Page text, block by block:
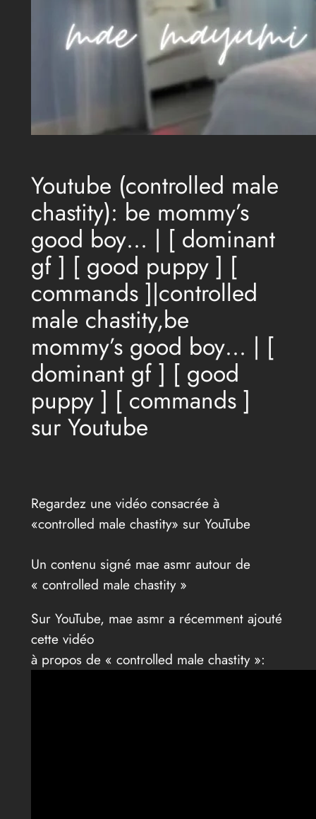
Youtube (controlled male
chastity): be mommy’s
good boy… | [ dominant
gf ] [ good puppy ] [
commands ]|controlled
male chastity,be
mommy’s good boy… | [
dominant gf ] [ good
puppy ] [ commands ]
sur Youtube
Regardez une vidéo consacrée à
«controlled male chastity» sur YouTube
Un contenu signé mae asmr autour de
« controlled male chastity »
Sur YouTube, mae asmr a récemment ajouté
cette vidéo
à propos de « controlled male chastity »: